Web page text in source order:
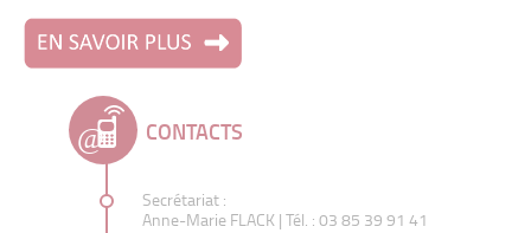
CONTACTS
Secrétariat :
Anne-Marie FLACK | Tél. : 03 85 39 91 41